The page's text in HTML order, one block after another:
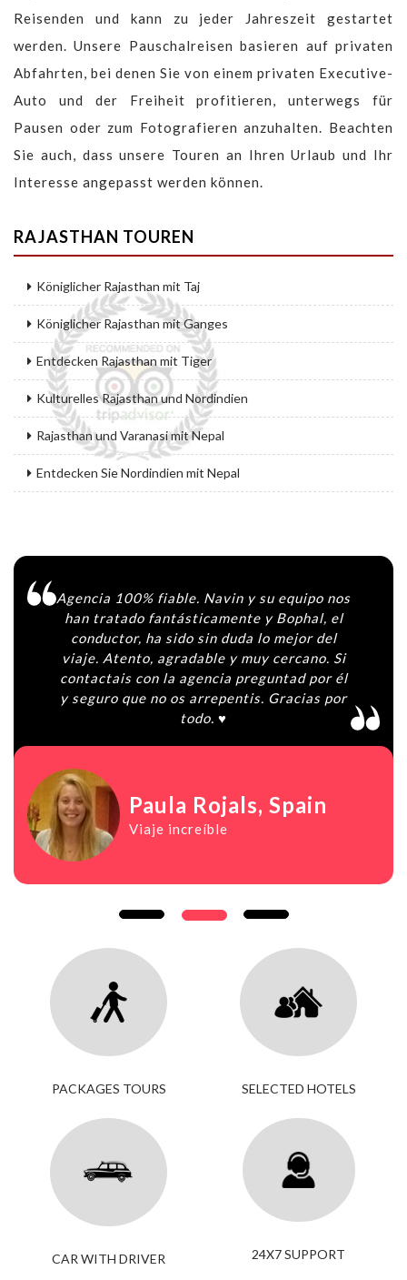
Reisenden und kann zu jeder Jahreszeit gestartet
werden. Unsere Pauschalreisen basieren auf privaten
Abfahrten, bei denen Sie von einem privaten Executive-
Auto und der Freiheit profitieren, unterwegs für
Pausen oder zum Fotografieren anzuhalten. Beachten
Sie auch, dass unsere Touren an Ihren Urlaub und Ihr
Interesse angepasst werden können.
RAJASTHAN TOUREN
Königlicher Rajasthan mit Taj
Königlicher Rajasthan mit Ganges
Entdecken Rajasthan mit Tiger
Kulturelles Rajasthan und Nordindien
Rajasthan und Varanasi mit Nepal
Entdecken Sie Nordindien mit Nepal
Agencia 100% fiable. Navin y su equipo nos
han tratado fantásticamente y Bophal, el
conductor, ha sido sin duda lo mejor del
viaje. Atento, agradable y muy cercano. Si
contactais con la agencia preguntad por él
y seguro que no os arrepentis. Gracias por
todo. ♥️
Paula Rojals, Spain
Viaje increíble
PACKAGES TOURS SELECTED HOTELS
CAR WITH DRIVER 24X7 SUPPORT